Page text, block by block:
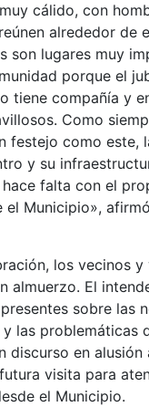
cálido, con
alrededor de
son lugares muy
porque el
tiene compañía y
Como
festejo como este,
y su
falta con el
el Municipio»,
los vecinos y
almuerzo. El
sobre las
las problemáticas
discurso en alusión
visita para
el Municipio.